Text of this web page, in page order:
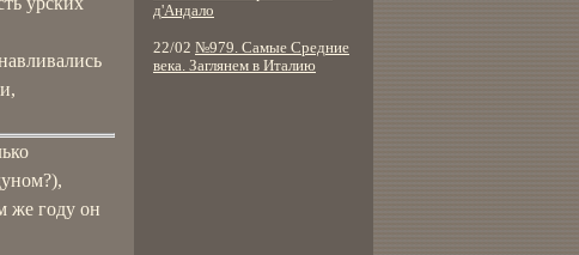
же году он
д'Андало
22/02 №979. Самые Средние
века. Заглянем в Италию